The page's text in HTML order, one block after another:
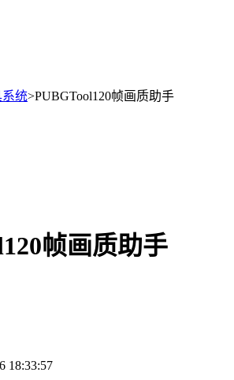
系统>PUBGTool120帧画质助手
帧画质助手
18:33:57